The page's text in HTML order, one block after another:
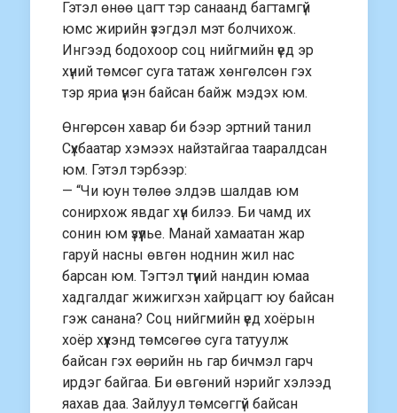
Гэтэл өнөө цагт тэр санаанд багтамгүй
юмс жирийн үзэгдэл мэт болчихож.
Ингээд бодохоор соц нийгмийн үед эр
хүний төмсөг суга татаж хөнгөлсөн гэх
тэр яриа үнэн байсан байж мэдэх юм.
Өнгөрсөн хавар би бээр эртний танил
Сүхбаатар хэмээх найзтайгаа тааралдсан
юм. Гэтэл тэрбээр:
— “Чи юун төлөө элдэв шалдав юм
сонирхож явдаг хүн билээ. Би чамд их
сонин юм үзүүлье. Манай хамаатан жар
гаруй насны өвгөн ноднин жил нас
барсан юм. Тэгтэл түүний нандин юмаа
хадгалдаг жижигхэн хайрцагт юу байсан
гэж санана? Соц нийгмийн үед хоёрын
хоёр хүүхэнд төмсөгөө суга татуулж
байсан гэх өөрийн нь гар бичмэл гарч
ирдэг байгаа. Би өвгөний нэрийг хэлээд
яахав даа. Зайлуул төмсөггүй байсан